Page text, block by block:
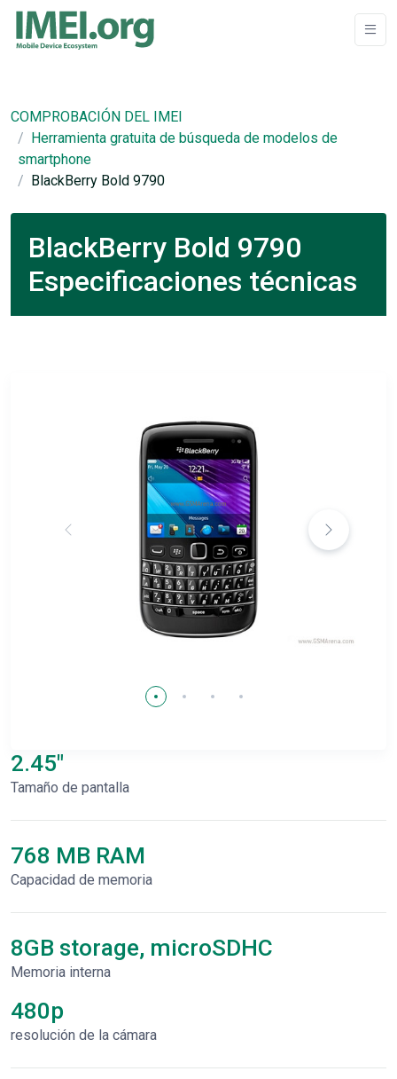
COMPROBACIÓN DEL IMEI
Herramienta gratuita de búsqueda de modelos de
smartphone
BlackBerry Bold 9790
BlackBerry Bold 9790
Especificaciones técnicas
2.45"
Tamaño de pantalla
768 MB RAM
Capacidad de memoria
8GB storage, microSDHC
Memoria interna
480p
resolución de la cámara